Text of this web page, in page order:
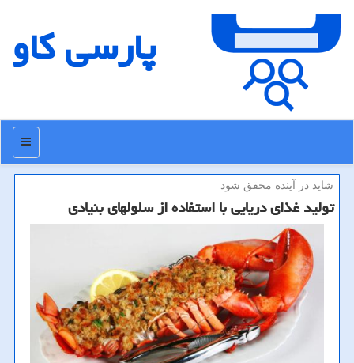
پارسی كاو
منو
شاید در آینده محقق شود
تولید غذای دریایی با استفاده از سلولهای بنیادی